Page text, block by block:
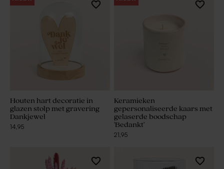
Houten hart decoratie in
glazen stolp met gravering
Dankjewel
14,95
Keramieken
gepersonaliseerde kaars met
gelaserde boodschap
'Bedankt'
21,95